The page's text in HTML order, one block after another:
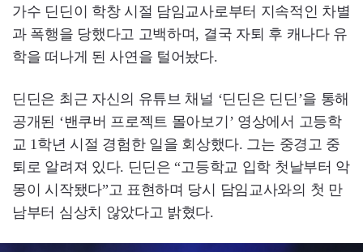
가수 딘딘이 학창 시절 담임교사로부터 지속적인 차별
과 폭행을 당했다고 고백하며, 결국 자퇴 후 캐나다 유
학을 떠나게 된 사연을 털어놨다.
딘딘은 최근 자신의 유튜브 채널 ‘딘딘은 딘딘’을 통해
공개된 ‘밴쿠버 프로젝트 몰아보기’ 영상에서 고등학
교 1학년 시절 경험한 일을 회상했다. 그는 중경고 중
퇴로 알려져 있다. 딘딘은 “고등학교 입학 첫날부터 악
몽이 시작됐다”고 표현하며 당시 담임교사와의 첫 만
남부터 심상치 않았다고 밝혔다.